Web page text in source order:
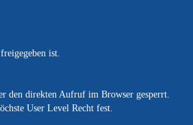
ist.
den direkten Aufruf im Browser gesperrt.
User Level Recht fest.